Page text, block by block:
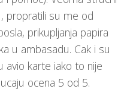
propratili su me od
prikupljanja papira
u ambasadu. Cak i su
avio karte iako to nije
ocena 5 od 5.